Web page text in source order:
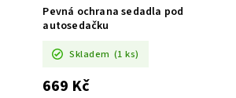
Pevná ochrana sedadla pod
autosedačku
Skladem (1 ks)
669 Kč